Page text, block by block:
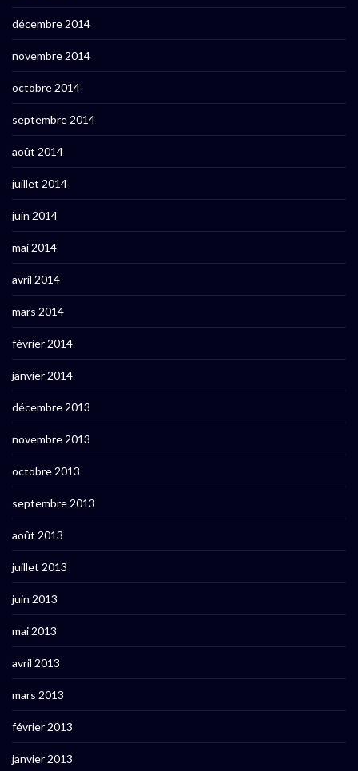
décembre 2014
novembre 2014
octobre 2014
septembre 2014
août 2014
juillet 2014
juin 2014
mai 2014
avril 2014
mars 2014
février 2014
janvier 2014
décembre 2013
novembre 2013
octobre 2013
septembre 2013
août 2013
juillet 2013
juin 2013
mai 2013
avril 2013
mars 2013
février 2013
janvier 2013